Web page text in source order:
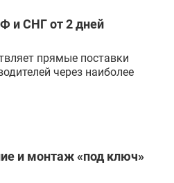
и СНГ от 2 дней
прямые поставки
через наиболее
и монтаж «под ключ»